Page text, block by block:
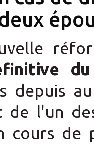
depuis
de l'un
cours de